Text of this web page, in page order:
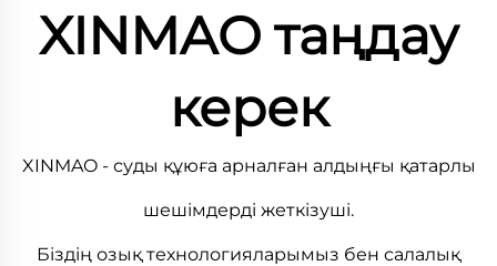
XINMAO таңдау
керек
XINMAO - суды құюға арналған алдыңғы қатарлы
шешімдерді жеткізуші.
Біздің озық технологияларымыз бен салалық